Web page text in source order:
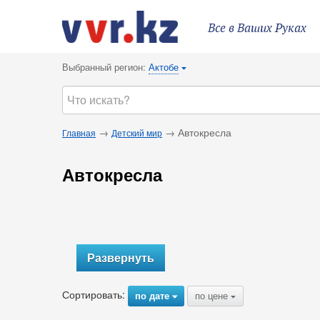
Все в Ваших Руках
Выбранный регион: Актобе {
Главная → Детский мир → Автокресла
Автокресла
Развернуть
Сортировать: по дате{ по цене {